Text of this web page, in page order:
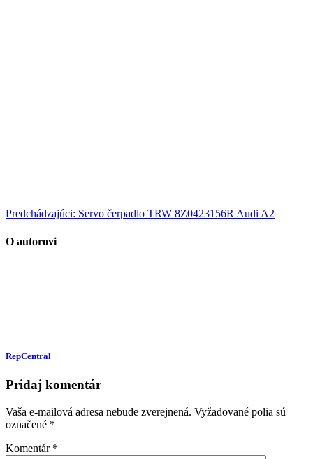
Predchádzajúci: Servo čerpadlo TRW 8Z0423156R Audi A2
O autorovi
RepCentral
Pridaj komentár
Vaša e-mailová adresa nebude zverejnená. Vyžadované polia sú
označené *
Komentár *